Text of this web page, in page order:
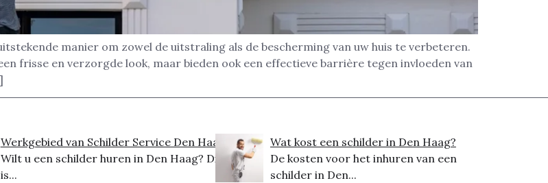
manier om zowel de uitstraling als de bescherming van uw huis te verbeteren.
frisse en verzorgde look, maar bieden ook een effectieve barrière tegen invloeden van
Werkgebied van Schilder Service Den Haag
Wilt u een schilder huren in Den Haag? Dit
is...
Wat kost een schilder in Den Haag?
De kosten voor het inhuren van een
schilder in Den...